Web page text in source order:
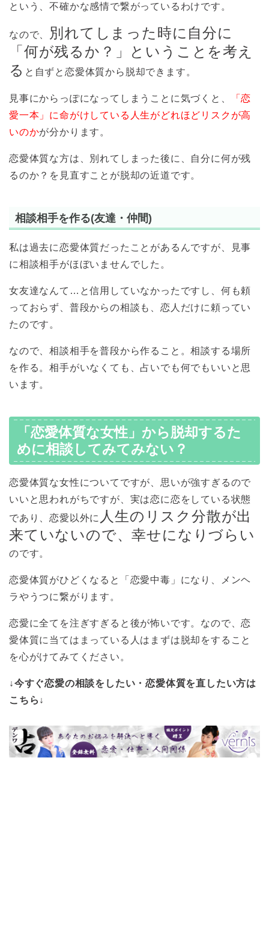
という、不確かな感情で繋がっているわけです。
なので、
別れてしまった時に自分に
「何が残るか？」ということを考え
る と自ずと恋愛体質から脱却できます。
見事にからっぽになってしまうことに気づくと、
「恋
愛一本」に命がけしている人生がどれほどリスクが高
いのかが分かります。
恋愛体質な方は、別れてしまった後に、自分に何が残
るのか？を見直すことが脱却の近道です。
相談相手を作る(友達・仲間)
私は過去に恋愛体質だったことがあるんですが、見事
に相談相手がほぼいませんでした。
女友達なんて…と信用していなかったですし、何も頼
っておらず、普段からの相談も、恋人だけに頼ってい
たのです。
なので、相談相手を普段から作ること。相談する場所
を作る。相手がいなくても、占いでも何でもいいと思
います。
「恋愛体質な女性」から脱却するた
めに相談してみてみない？
恋愛体質な女性についてですが、思いが強すぎるので
いいと思われがちですが、実は恋に恋をしている状態
であり、恋愛以外に 人生のリスク分散が出
来ていないので、幸せになりづらい
のです。
恋愛体質がひどくなると「恋愛中毒」になり、メンヘ
ラやうつに繋がります。
恋愛に全てを注ぎすぎると後が怖いです。なので、恋
愛体質に当てはまっている人はまずは脱却をすること
を心がけてみてください。
↓今すぐ恋愛の相談をしたい・恋愛体質を直したい方は
こちら↓